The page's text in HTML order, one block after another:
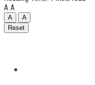
Quilmes
A A
A
A
Reset